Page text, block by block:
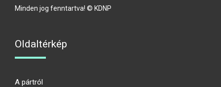
Minden jog fenntartva! © KDNP
Oldaltérkép
A pártról